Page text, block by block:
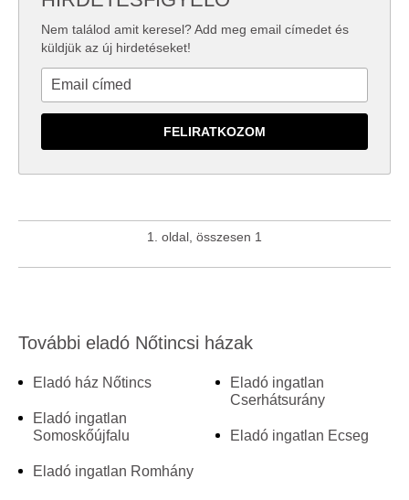
Nem találod amit keresel? Add meg email címedet és
küldjük az új hirdetéseket!
1. oldal, összesen 1
További eladó Nőtincsi házak
Eladó ház Nőtincs
Eladó ingatlan
Somoskőújfalu
Eladó ingatlan Romhány
Eladó ingatlan
Cserhátsurány
Eladó ingatlan Ecseg